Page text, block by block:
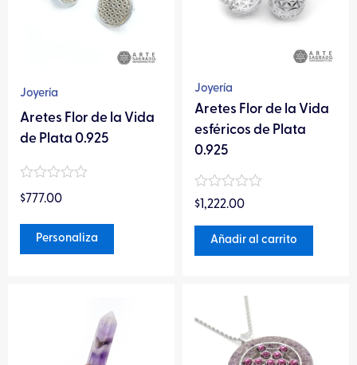
Joyería
Aretes Flor de la Vida
de Plata 0.925
$777.00
Personaliza
variantes.
Las
se
Valorado
en
Joyería
Aretes Flor de la Vida
esféricos de Plata
0.925
$ 1,222.00
Añadir al carrito
Valorado
en
0
múltiples